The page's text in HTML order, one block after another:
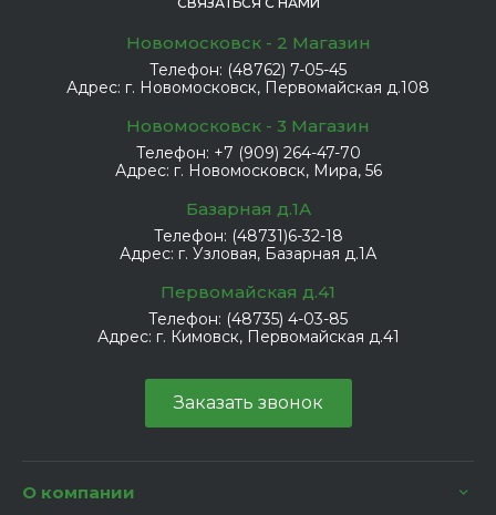
Новомосковск - 2 Магазин
Телефон: (48762) 7-05-45
Адрес: г. Новомосковск, Первомайская д.108
Новомосковск - 3 Магазин
Телефон: +7 (909) 264-47-70
Адрес: г. Новомосковск, Мира, 56
Базарная д.1А
Телефон: (48731)6-32-18
Адрес: г. Узловая, Базарная д.1А
Первомайская д.41
Телефон: (48735) 4-03-85
Адрес: г. Кимовск, Первомайская д.41
Заказать звонок
О компании